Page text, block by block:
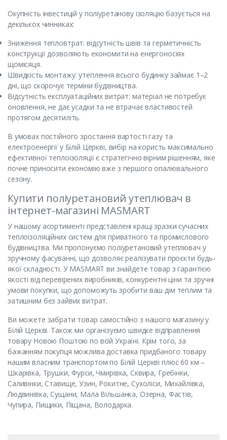
Окупність інвестицій у поліуретанову ізоляцію базується на
декількох чинниках:
Зниження тепловтрат: відсутність швів та герметичність
конструкції дозволяють економити на енергоносіях
щомісяця.
Швидкість монтажу: утеплення всього будинку займає 1–2
дні, що скорочує терміни будівництва.
Відсутність експлуатаційних витрат: матеріал не потребує
оновлення, не дає усадки та не втрачає властивостей
протягом десятиліть.
В умовах постійного зростання вартості газу та
електроенергії у Білій Церкві, вибір на користь максимально
ефективної теплоізоляції є стратегічно вірним рішенням, яке
почне приносити економію вже з першого опалювального
сезону.
Купити поліуретановий утеплювач в
інтернет-магазині MASMART
У нашому асортименті представлені кращі зразки сучасних
теплоізоляційних систем для приватного та промислового
будівництва. Ми пропонуємо поліуретановий утеплювач у
зручному фасуванні, що дозволяє реалізувати проєкти будь-
якої складності. У MASMART ви знайдете товар з гарантією
якості від перевірених виробників, конкурентні ціни та зручні
умови покупки, що допоможуть зробити ваш дім теплим та
затишним без зайвих витрат.
Ви можете забрати товар самостійно з нашого магазину у
Білій Церкві. Також ми організуємо швидке відправлення
товару Новою Поштою по всій Україні. Крім того, за
бажанням покупця можлива доставка придбаного товару
нашим власним транспортом по Білій Церкві плюс 60 км –
Шкарівка, Трушки, Фурси, Чмирівка, Сквира, Гребінки,
Саливінки, Ставище, Узин, Рокитне, Сухоліси, Михайлівка,
Людвинівка, Сущани, Мала Вільшанка, Озерна, Фастів,
Чупира, Пищики, Піщана, Володарка.